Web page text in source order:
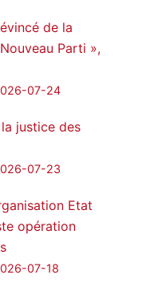
a retweeté
made a
de la
Parti »,
07-24
justice des
07-23
Etat
opération
07-18